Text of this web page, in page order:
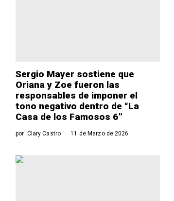
Sergio Mayer sostiene que
Oriana y Zoe fueron las
responsables de imponer el
tono negativo dentro de “La
Casa de los Famosos 6”
por Clary Castro 11 de Marzo de 2026